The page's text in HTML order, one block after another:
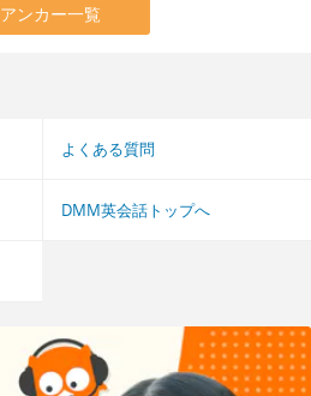
アンカー一覧
よくある質問
DMM英会話トップへ